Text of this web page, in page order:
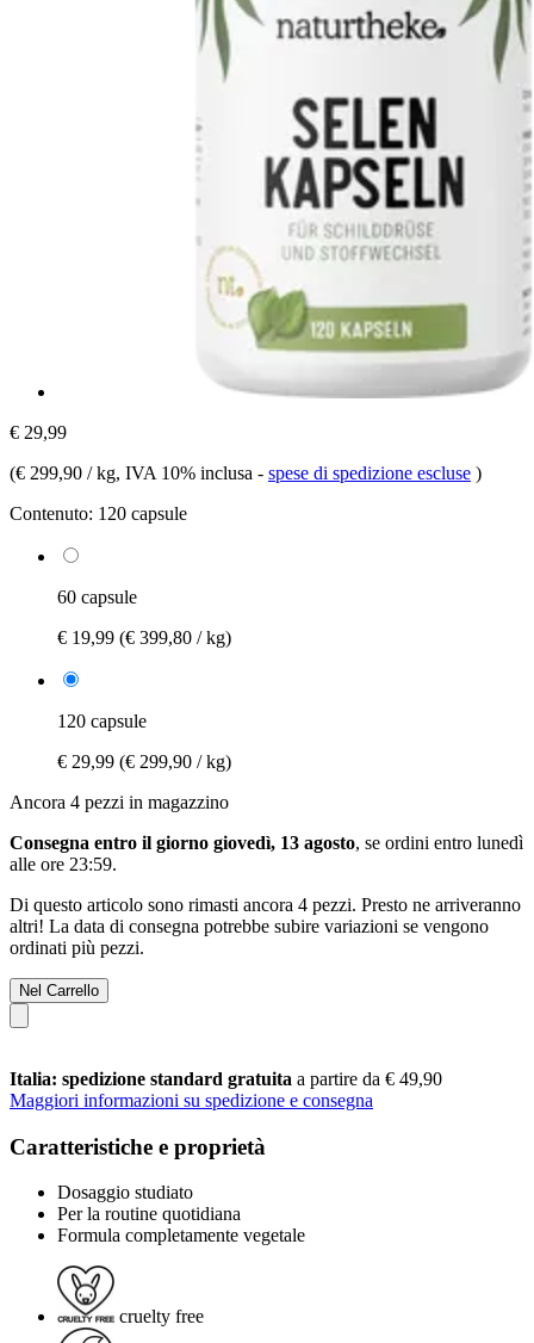
€ 29,99
(€ 299,90 / kg, IVA 10% inclusa - spese di spedizione escluse )
Contenuto: 120 capsule
60 capsule
€ 19,99 (€ 399,80 / kg)
120 capsule
€ 29,99 (€ 299,90 / kg)
Ancora 4 pezzi in magazzino
Consegna entro il giorno giovedì, 13 agosto, se ordini entro lunedì
alle ore 23:59.
Di questo articolo sono rimasti ancora 4 pezzi. Presto ne arriveranno
altri! La data di consegna potrebbe subire variazioni se vengono
ordinati più pezzi.
Nel Carrello
Italia: spedizione standard gratuita a partire da € 49,90
Maggiori informazioni su spedizione e consegna
Caratteristiche e proprietà
Dosaggio studiato
Per la routine quotidiana
Formula completamente vegetale
cruelty free